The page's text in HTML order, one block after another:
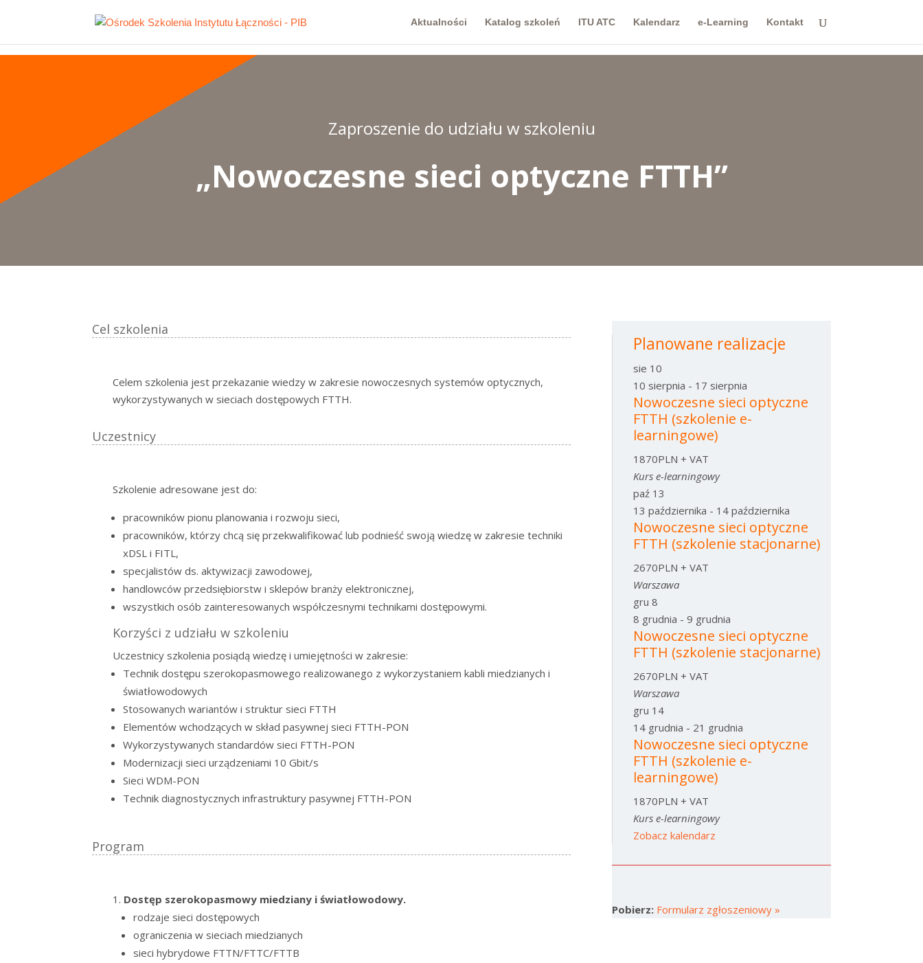
Aktualności Katalog szkoleń ITU ATC Kalendarz e-Learning Kontakt
Zaproszenie do udziału w szkoleniu
„Nowoczesne sieci optyczne FTTH”
Cel szkolenia
Celem szkolenia jest przekazanie wiedzy w zakresie nowoczesnych systemów optycznych,
wykorzystywanych w sieciach dostępowych FTTH.
Uczestnicy
Szkolenie adresowane jest do:
pracowników pionu planowania i rozwoju sieci,
pracowników, którzy chcą się przekwalifikować lub podnieść swoją wiedzę w zakresie techniki
xDSL i FITL,
specjalistów ds. aktywizacji zawodowej,
handlowców przedsiębiorstw i sklepów branży elektronicznej,
wszystkich osób zainteresowanych współczesnymi technikami dostępowymi.
Korzyści z udziału w szkoleniu
Uczestnicy szkolenia posiądą wiedzę i umiejętności w zakresie:
Technik dostępu szerokopasmowego realizowanego z wykorzystaniem kabli miedzianych i
światłowodowych
Stosowanych wariantów i struktur sieci FTTH
Elementów wchodzących w skład pasywnej sieci FTTH-PON
Wykorzystywanych standardów sieci FTTH-PON
Modernizacji sieci urządzeniami 10 Gbit/s
Sieci WDM-PON
Technik diagnostycznych infrastruktury pasywnej FTTH-PON
Program
Dostęp szerokopasmowy miedziany i światłowodowy.
rodzaje sieci dostępowych
ograniczenia w sieciach miedzianych
sieci hybrydowe FTTN/FTTC/FTTB
Planowane realizacje
sie 10
10 sierpnia - 17 sierpnia
Nowoczesne sieci optyczne
FTTH (szkolenie e-
learningowe)
1870PLN + VAT
Kurs e-learningowy
paź 13
13 października - 14 października
Nowoczesne sieci optyczne
FTTH (szkolenie stacjonarne)
2670PLN + VAT
Warszawa
gru 8
8 grudnia - 9 grudnia
Nowoczesne sieci optyczne
FTTH (szkolenie stacjonarne)
2670PLN + VAT
Warszawa
gru 14
14 grudnia - 21 grudnia
Nowoczesne sieci optyczne
FTTH (szkolenie e-
learningowe)
1870PLN + VAT
Kurs e-learningowy
Zobacz kalendarz
Pobierz: Formularz zgłoszeniowy »